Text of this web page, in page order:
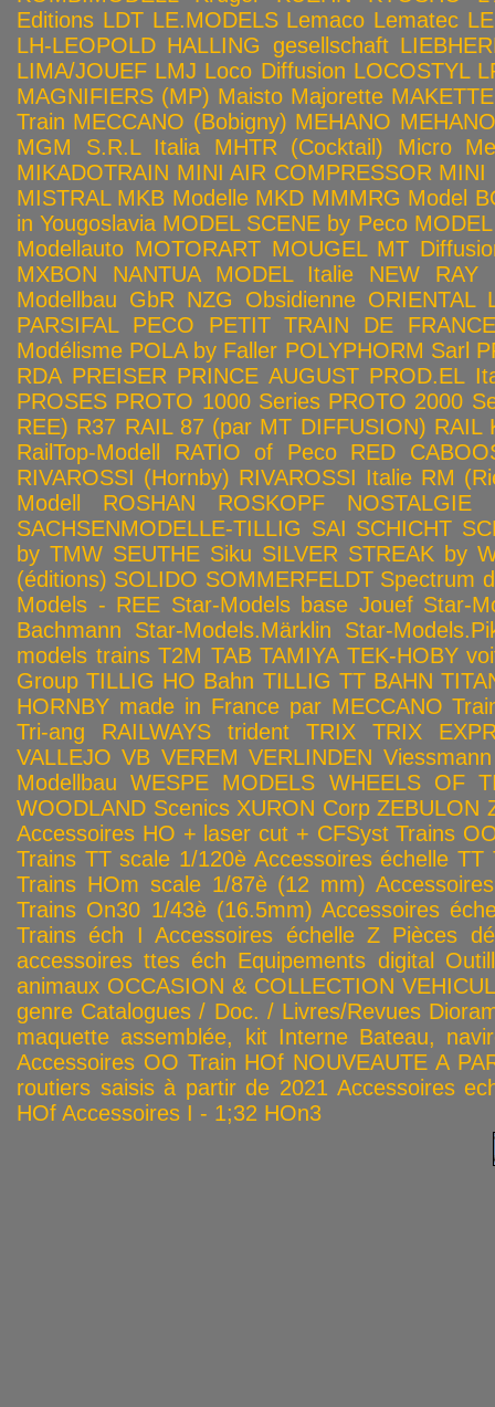
Editions LDT LE.MODELS Lemaco Lematec
LH-LEOPOLD HALLING gesellschaft
LIMA/JOUEF LMJ Loco Diffusion LOCOSTYL
MAGNIFIERS (MP) Maisto Majorette MAKETTE
Train MECCANO (Bobigny) MEHANO
MGM S.R.L Italia
MHTR (Cocktail)
Micro
MIKADOTRAIN MINI AIR COMPRESSOR MINI
MISTRAL MKB Modelle MKD MMMRG Model
in Yougoslavia MODEL SCENE by Peco
Modellauto MOTORART MOUGEL MT
MXBON
NANTUA MODEL Italie NEW RAY
Modellbau GbR NZG Obsidienne ORIENTAL
PARSIFAL
PECO
PETIT TRAIN DE FRANCE
Modélisme POLA by Faller POLYPHORM Sarl
RDA PREISER PRINCE AUGUST PROD.EL
PROSES PROTO 1000 Series PROTO 2000
REE) R37 RAIL 87 (par MT DIFFUSION) RAIL
RailTop-Modell
RATIO of Peco
RED
RIVAROSSI (Hornby) RIVAROSSI Italie RM
Modell
ROSHAN ROSKOPF NOSTALGIE
SACHSENMODELLE-TILLIG SAI SCHICHT
by TMW SEUTHE Siku SILVER STREAK by
(éditions) SOLIDO SOMMERFELDT Spectrum
Models - REE Star-Models base Jouef Star-
Bachmann
Star-Models.Märklin
Star-
models trains T2M TAB TAMIYA TEK-HOBY
Group TILLIG HO Bahn TILLIG TT BAHN
HORNBY made in France par MECCANO
Tri-ang RAILWAYS
trident TRIX
TRIX
VALLEJO VB VEREM VERLINDEN Viessmann
Modellbau WESPE MODELS WHEELS OF
WOODLAND Scenics XURON Corp ZEBULON
Accessoires HO + laser cut + CFSyst Trains
Trains TT scale 1/120è Accessoires échelle TT
Trains HOm scale 1/87è (12 mm)
Trains On30 1/43è (16.5mm) Accessoires
Trains éch I Accessoires échelle Z Pièces
accessoires ttes éch Equipements digital
animaux OCCASION & COLLECTION
genre Catalogues / Doc. / Livres/Revues
maquette assemblée, kit Interne Bateau,
Accessoires OO Train HOf NOUVEAUTE A
routiers saisis à partir de 2021 Accessoires
HOf Accessoires I - 1;32 HOn3